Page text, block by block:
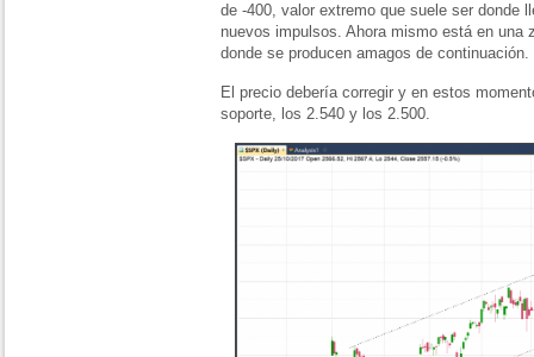
de -400, valor extremo que suele ser donde
nuevos impulsos. Ahora mismo está en una
donde se producen amagos de continuación.
El precio debería corregir y en estos
soporte, los 2.540 y los 2.500.